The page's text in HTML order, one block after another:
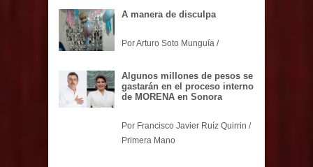
A manera de disculpa
Por Arturo Soto Munguía /
Algunos millones de pesos se
gastarán en el proceso interno
de MORENA en Sonora
Por Francisco Javier Ruíz Quirrin /
Primera Mano